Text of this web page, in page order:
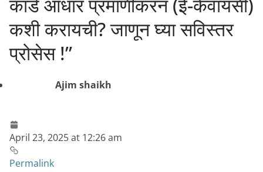
कार्ड आधार प्रमाणीकरन (ई-केवायसी)
कशी करायची? जाणून घ्या सविस्तर
प्रोसेस !”
Ajim shaikh
April 23, 2025 at 12:26 am
Permalink